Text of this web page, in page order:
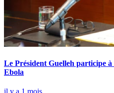
Le Président Guelleh participe
Ebola